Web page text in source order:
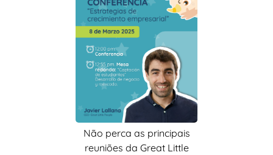
Não perca as principais
reuniões da Great Little